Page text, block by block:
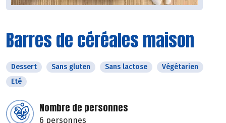
Barres de céréales maison
Dessert Sans gluten Sans lactose
Végétarien
Eté
Nombre de personnes
6 personnes